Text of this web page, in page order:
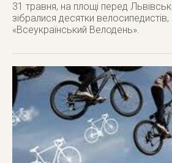
31 травня, на площі перед
зібралися десятки велосипедистів,
«Всеукраїнський Велодень».